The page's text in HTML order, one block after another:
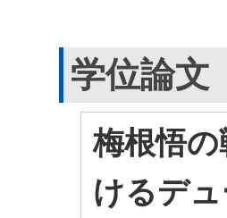
学位論文
梅根悟
けるデ